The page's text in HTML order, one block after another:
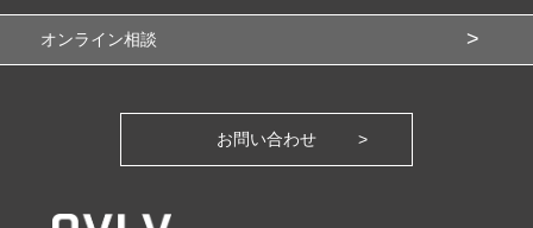
オンライン相談
お問い合わせ